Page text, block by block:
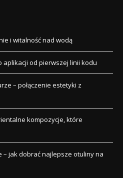
i witalność nad wodą
aplikacji od pierwszej linii kodu
– połączenie estetyki z
kompozycje, które
– jak dobrać najlepsze otuliny na